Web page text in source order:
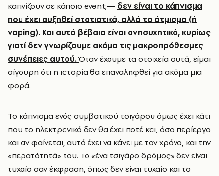
καπνίζουν σε κάποιο event;― δεν είναι το κάπνισμα
που έχει αυξηθεί στατιστικά, αλλά το άτμισμα (ή
vaping). Και αυτό βέβαια είναι ανησυχητικό, κυρίως
γιατί δεν γνωρίζουμε ακόμα τις μακροπρόθεσμες
συνέπειες αυτού.Όταν έχουμε τα στοιχεία αυτά, είμαι
σίγουρη ότι η ιστορία θα επαναληφθεί για ακόμα μια
φορά.
Το κάπνισμα ενός συμβατικού τσιγάρου όμως έχει κάτι
που το ηλεκτρονικό δεν θα έχει ποτέ και, όσο περίεργο
και αν φαίνεται, αυτό έχει να κάνει με τον χρόνο, και την
«περατότητά» του. Το «ένα τσιγάρο δρόμος» δεν είναι
τυχαίο σαν έκφραση, όπως δεν είναι τυχαίο και το